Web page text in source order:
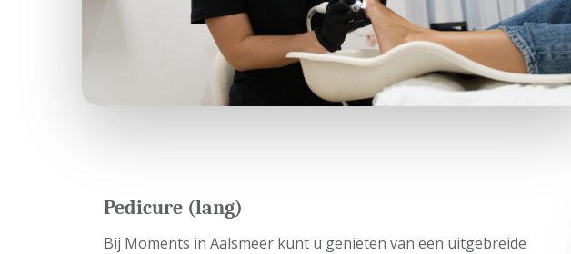
Pedicure (lang)
Bij Moments in Aalsmeer kunt u genieten van een uitgebreide